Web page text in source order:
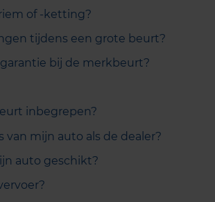
of -ketting?
tijdens een grote beurt?
bij de merkbeurt?
inbegrepen?
van mijn auto als de dealer?
auto geschikt?